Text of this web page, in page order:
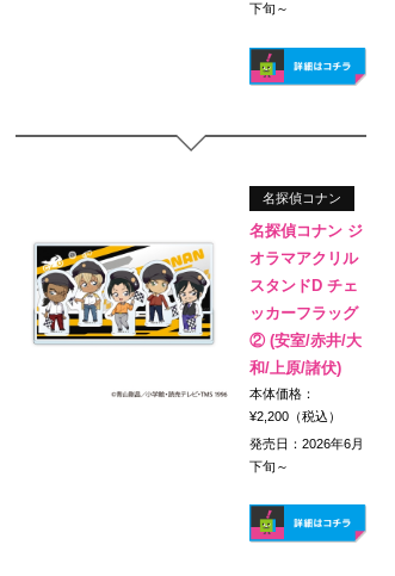
下旬～
名探偵コナン
名探偵コナン ジ
オラマアクリル
スタンドD チェ
ッカーフラッグ
② (安室/赤井/大
和/上原/諸伏)
本体価格：
¥2,200（税込）
発売日：2026年6月
下旬～